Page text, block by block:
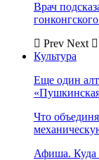
Врач
Prev Next
Культура
Еще один
Что
Афиша. Куда